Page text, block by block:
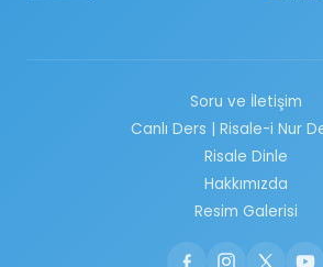
Soru ve İletişim
Canlı Ders | Risale-i Nur
Risale Dinle
Hakkımızda
Resim Galerisi